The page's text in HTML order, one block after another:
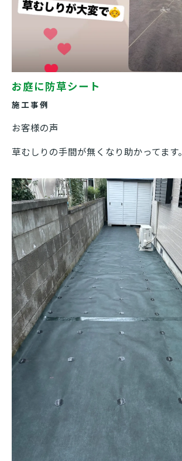
お庭に防草シート
施工事例
お客様の声
草むしりの手間が無くなり助かってます。